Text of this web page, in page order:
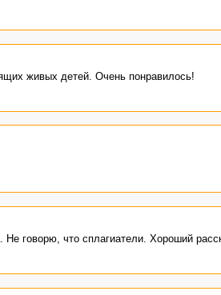
«внезапного», думаю, что набег был
на равных» (хорошо передает
Может, эти клише и до СССР
застыл».
живых детей. Очень понравилось!
говорю, что сплагиатели. Хороший